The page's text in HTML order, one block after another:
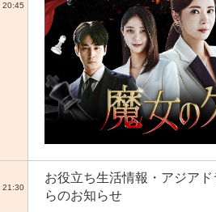
20:45
21:30
お役立ち生活情報・アジア
らのお知らせ